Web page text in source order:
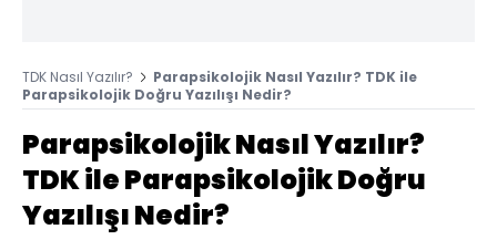
TDK Nasıl Yazılır?
Parapsikolojik Nasıl Yazılır? TDK ile
Parapsikolojik Doğru Yazılışı Nedir?
Parapsikolojik Nasıl Yazılır?
TDK ile Parapsikolojik Doğru
Yazılışı Nedir?